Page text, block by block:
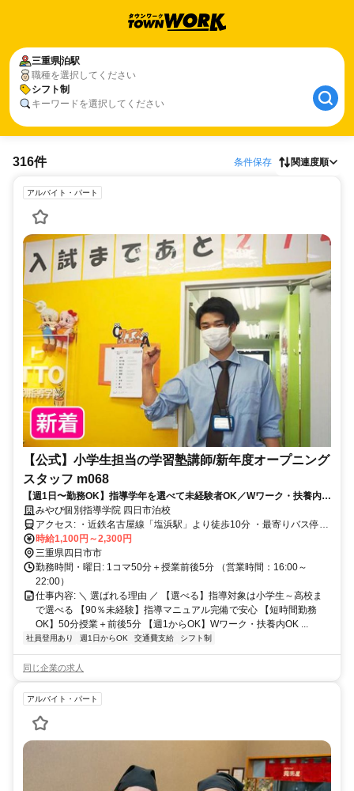
三重県泊駅
職種を選択してください
シフト制
キーワードを選択してください
316件 条件保存 関連度順
アルバイト・パート
【公式】小学生担当の学習塾講師/新年度オープニング
スタッフ m068
【週1日〜勤務OK】指導学年を選べて未経験者OK／Wワーク・扶養内
OK／大学生・専門学校生・フリーター・主婦活躍中
みやび個別指導学院 四日市泊校
アクセス: ・近鉄名古屋線「塩浜駅」より徒歩10分 ・最寄りバス停徒
歩1分
時給1,100円～2,300円
三重県四日市市
勤務時間・曜日: 1コマ50分＋授業前後5分 （営業時間：16:00～
22:00）
仕事内容: ＼ 選ばれる理由 ／ 【選べる】指導対象は小学生～高校ま
で選べる 【90％未経験】指導マニュアル完備で安心 【短時間勤務
OK】50分授業＋前後5分 【週1からOK】Wワーク・扶養内OK ...
社員登用あり 週1日からOK 交通費支給 シフト制
同じ企業の求人
アルバイト・パート